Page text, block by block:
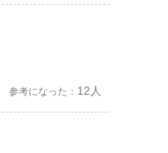
参考になった： 12人